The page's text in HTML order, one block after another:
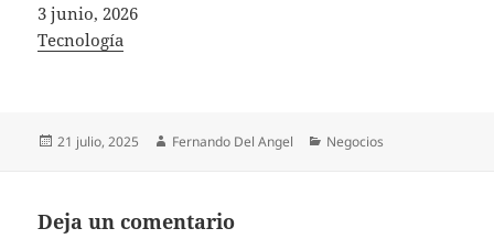
Fecha
3 junio, 2026
In relation to
Tecnología
Publicado
21 julio, 2025 Autor
Fernando Del Angel Categorías
Negocios
Deja un comentario